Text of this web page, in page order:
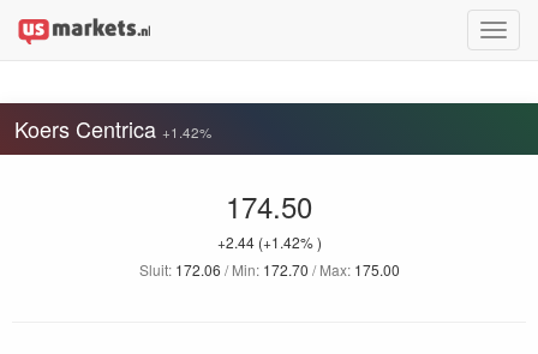
Toggle
Koers Centrica +1.42%
174.50
+2.44 (+1.42% )
Sluit:172.06 / Min:172.70 / Max:175.00